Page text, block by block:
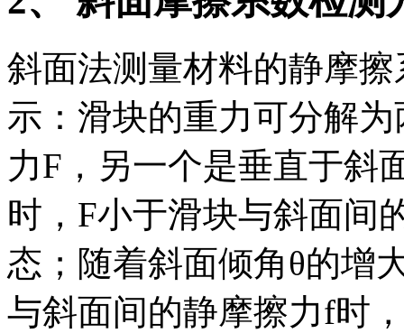
斜面法测量材料的静摩
示：滑块的重力可分解
力F，另一个是垂直于斜
时，F小于滑块与斜面间
态；随着斜面倾角θ的增
与斜面间的静摩擦力f时